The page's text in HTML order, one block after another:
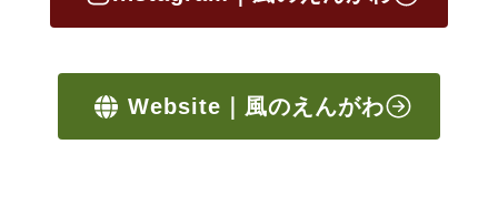
Website｜風のえんがわ